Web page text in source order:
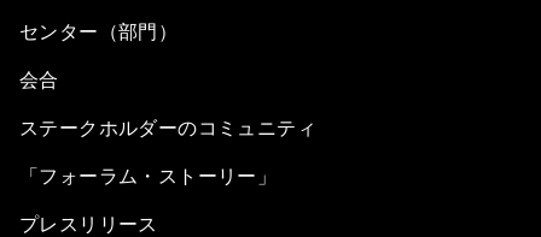
センター（部門）
会合
ステークホルダーのコミュニティ
「フォーラム・ストーリー」
プレスリリース